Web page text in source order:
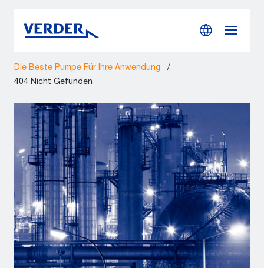
Die Beste Pumpe Für Ihre Anwendung
/
404 Nicht Gefunden